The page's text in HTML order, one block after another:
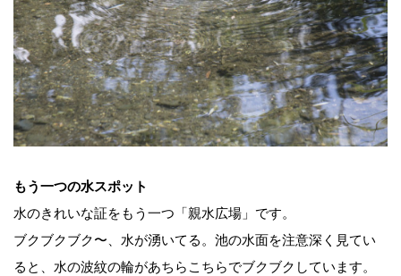
もう一つの水スポット
水のきれいな証をもう一つ「親水広場」です。
ブクブクブク〜、水が湧いてる。池の水面を注意深く見てい
ると、水の波紋の輪があちらこちらでブクブクしています。